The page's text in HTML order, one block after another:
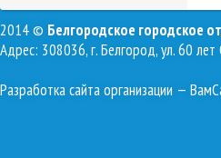
2014 © Белгородское городское
Адрес: 308036, г. Белгород, ул. 60
Разработка сайта организации —